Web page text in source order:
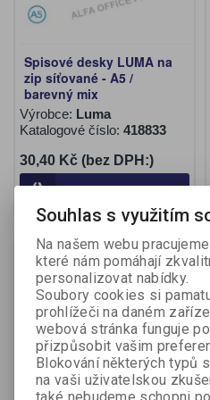
Spisové desky LUMA na
zip síťované - A5 /
barevný mix
Výrobce: Luma
Katalogové číslo: 418833
30,40 Kč (bez DPH:)
Koupit
Souhlas s využitím
Na našem webu
které nám pomáhají
personalizovat nabídky.
Soubory cookies si
prohlížeči na daném
webová stránka funguje
přizpůsobit vašim
Blokování některých typů
na vaši uživatelskou
také nebudeme schopni